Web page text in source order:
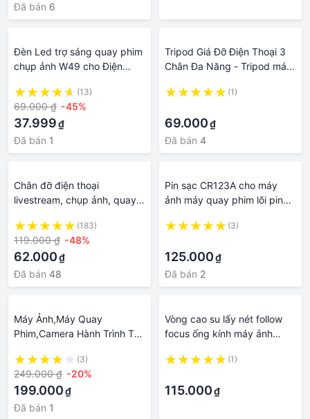
Đã bán 6
Giống Anamorphic Để Vẫn
Video, 49 72 77 82mm Có
Sẵn
Đèn Led trợ sáng quay phim
chụp ảnh W49 cho Điện
GoPro, DJI Pocket, DJI
Action ....
(13)
69.000 ₫ -45%
37.999₫
Đã bán 1
Tripod Giá Đỡ Điện Thoại 3
Chân Đa Năng - Tripod máy
livestream, chụp hình
(1)
69.000₫
Đã bán 4
Chân đỡ điện thoại
livestream, chụp ảnh, quay
livestream, máy ảnh cao
~2m - MrPhukien
(183)
119.000 ₫ -48%
62.000₫
Đã bán 48
Pin sạc CR123A cho máy
ảnh máy quay phim lõi pin
(3)
125.000₫
Đã bán 2
Máy Ảnh,Máy Quay
Phim,Camera Hành Trình Thể
1080P
(3)
249.000 ₫ -20%
199.000₫
Đã bán 1
Vòng cao su lấy nét follow
focus ống kính máy ảnh
(1)
115.000₫